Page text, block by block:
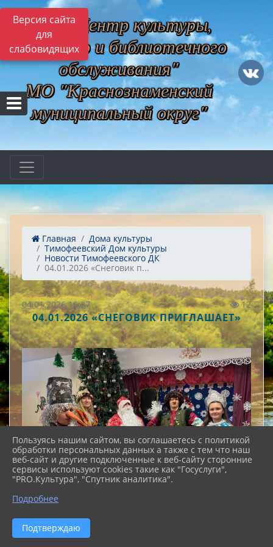
Версия сайта
для
слабовидящих
МБУ "Центр культуры,
музейного и библиотечного
обслуживания"
МО "Краснознаменский
муниципальный округ"
Главная
Дома культуры
Тимофеевский Дом культуры
Новости Тимофеевского ДК
04.01.2026 «Снеговик п...
04.01.2026 16:37 12
04.01.2026 «СНЕГОВИК ПРИГЛАШАЕТ»
Пользуясь нашим сайтом, вы соглашаетесь с политикой
обработки персональных данных а также с тем что наш
веб-сайт и другие подключенные к веб-сайту сторонние
сервисы используют cookies такие как "Госуслуги",
"PRO.Культура", "Спутник аналитика".
Подробнее
Подтверждаю